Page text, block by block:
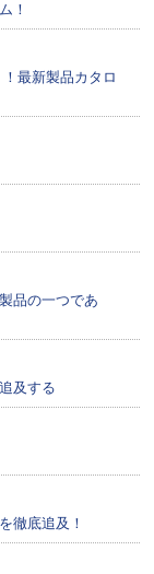
！
最新製品カタロ
品の一つであ
及する
徹底追及！